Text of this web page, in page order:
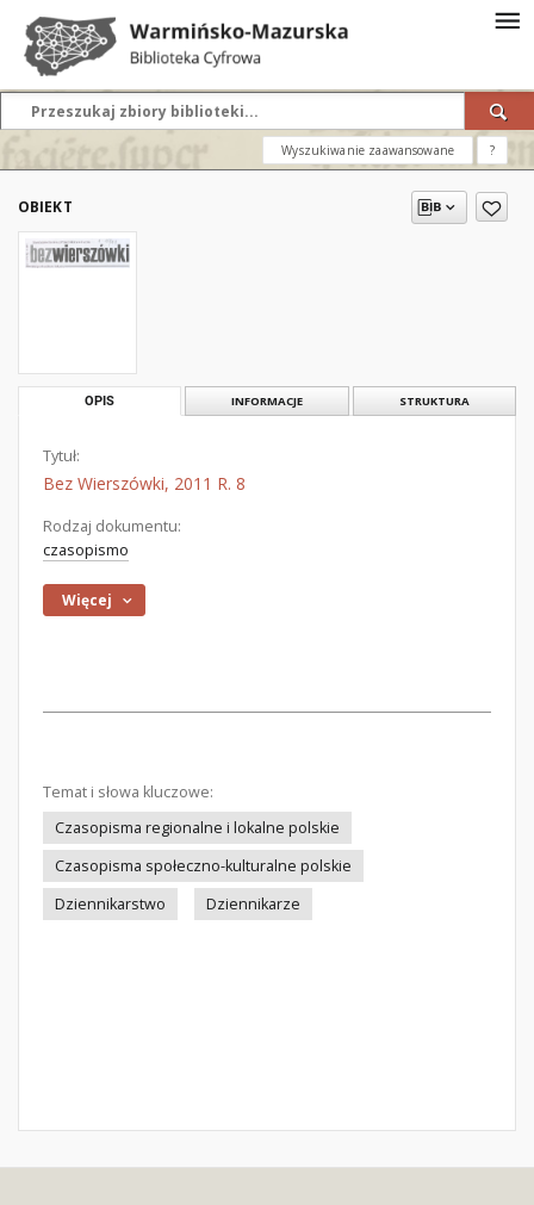
Wyszukiwanie zaawansowane ?
OBIEKT
OPIS INFORMACJE STRUKTURA
Tytuł:
Bez Wierszówki, 2011 R. 8
Rodzaj dokumentu:
czasopismo
Więcej
Temat i słowa kluczowe:
Czasopisma regionalne i lokalne polskie
Czasopisma społeczno-kulturalne polskie
Dziennikarstwo
Dziennikarze